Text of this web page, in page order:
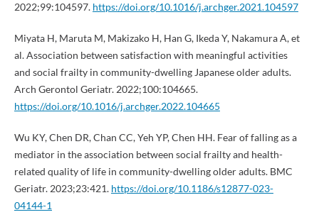
2022;99:104597. https://doi.org/10.1016/j.archger.2021.104597
Miyata H, Maruta M, Makizako H, Han G, Ikeda Y, Nakamura A, et
al. Association between satisfaction with meaningful activities
and social frailty in community-dwelling Japanese older adults.
Arch Gerontol Geriatr. 2022;100:104665.
https://doi.org/10.1016/j.archger.2022.104665
Wu KY, Chen DR, Chan CC, Yeh YP, Chen HH. Fear of falling as a
mediator in the association between social frailty and health-
related quality of life in community-dwelling older adults. BMC
Geriatr. 2023;23:421. https://doi.org/10.1186/s12877-023-
04144-1